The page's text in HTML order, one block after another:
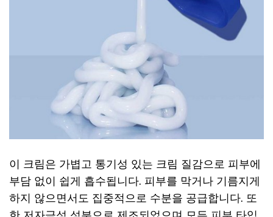
이 크림은 가볍고 통기성 있는 크림 질감으로 피부에
부담 없이 쉽게 흡수됩니다. 피부를 막거나 기름지게
하지 않으면서도 집중적으로 수분을 공급합니다. 또